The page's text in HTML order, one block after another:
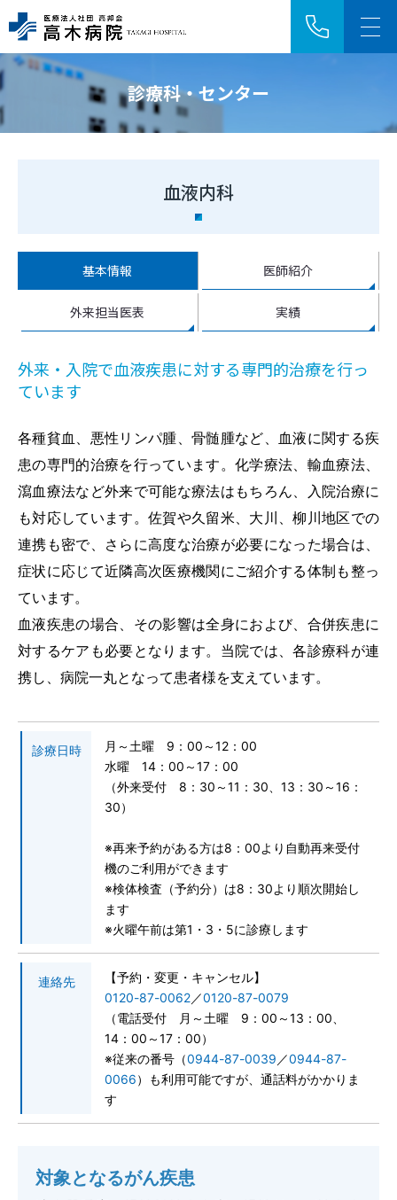
アクセス 採用情報
診療科・センター
病院紹介
医療関係者の方へ
当院のがん診療
採用情報
研修医募集
専攻医募集
プライバシーポリシー
お問い合わせ
交通アクセス
予約専用電話番号
TEL.0120-87-0062
TEL.0120-87-0079
TEL.0944-87-0001
診療日 月曜日～土曜日
外来受付時間
アクセス
診療科・センター
血液内科
基本情報 医師紹介
外来担当医表 実績
外来・入院で血液疾患に対する専門的治療を行っ
ています
各種貧血、悪性リンパ腫、骨髄腫など、血液に関する疾
患の専門的治療を行っています。化学療法、輸血療法、
瀉血療法など外来で可能な療法はもちろん、入院治療に
も対応しています。佐賀や久留米、大川、柳川地区での
連携も密で、さらに高度な治療が必要になった場合は、
症状に応じて近隣高次医療機関にご紹介する体制も整っ
ています。
血液疾患の場合、その影響は全身におよび、合併疾患に
対するケアも必要となります。当院では、各診療科が連
携し、病院一丸となって患者様を支えています。
診療日時
月～土曜 9：00～12：00
水曜 14：00～17：00
（外来受付 8：30～11：30、13：30～16：
30）
※再来予約がある方は8：00より自動再来受付
機のご利用ができます
※検体検査（予約分）は8：30より順次開始し
ます
※火曜午前は第1・3・5に診療します
連絡先
【予約・変更・キャンセル】
0120-87-0062／0120-87-0079
（電話受付 月～土曜 9：00～13：00、
14：00～17：00）
※従来の番号（0944-87-0039 ／0944-87-
0066）も利用可能ですが、通話料がかかりま
す
対象となるがん疾患